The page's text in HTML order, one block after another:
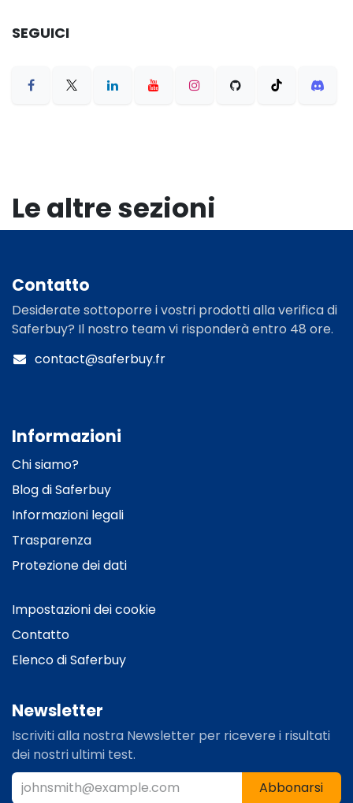
SEGUICI
Le altre sezioni
Contatto​
Desiderate sottoporre i vostri prodotti alla verifica di
Saferbuy? Il nostro team vi risponderà entro 48 ore.
contact@saferbuy.fr
Informazioni​
Chi siamo?
Blogdi Saferbuy
Informazioni legali
Trasparenza
Protezione dei dati
Impostazioni dei cookie
Contatto
Elenco di Saferbuy
Newsletter
Iscriviti alla nostra Newsletter per ricevere i risultati
dei nostri ultimi test.​
Abbonarsi